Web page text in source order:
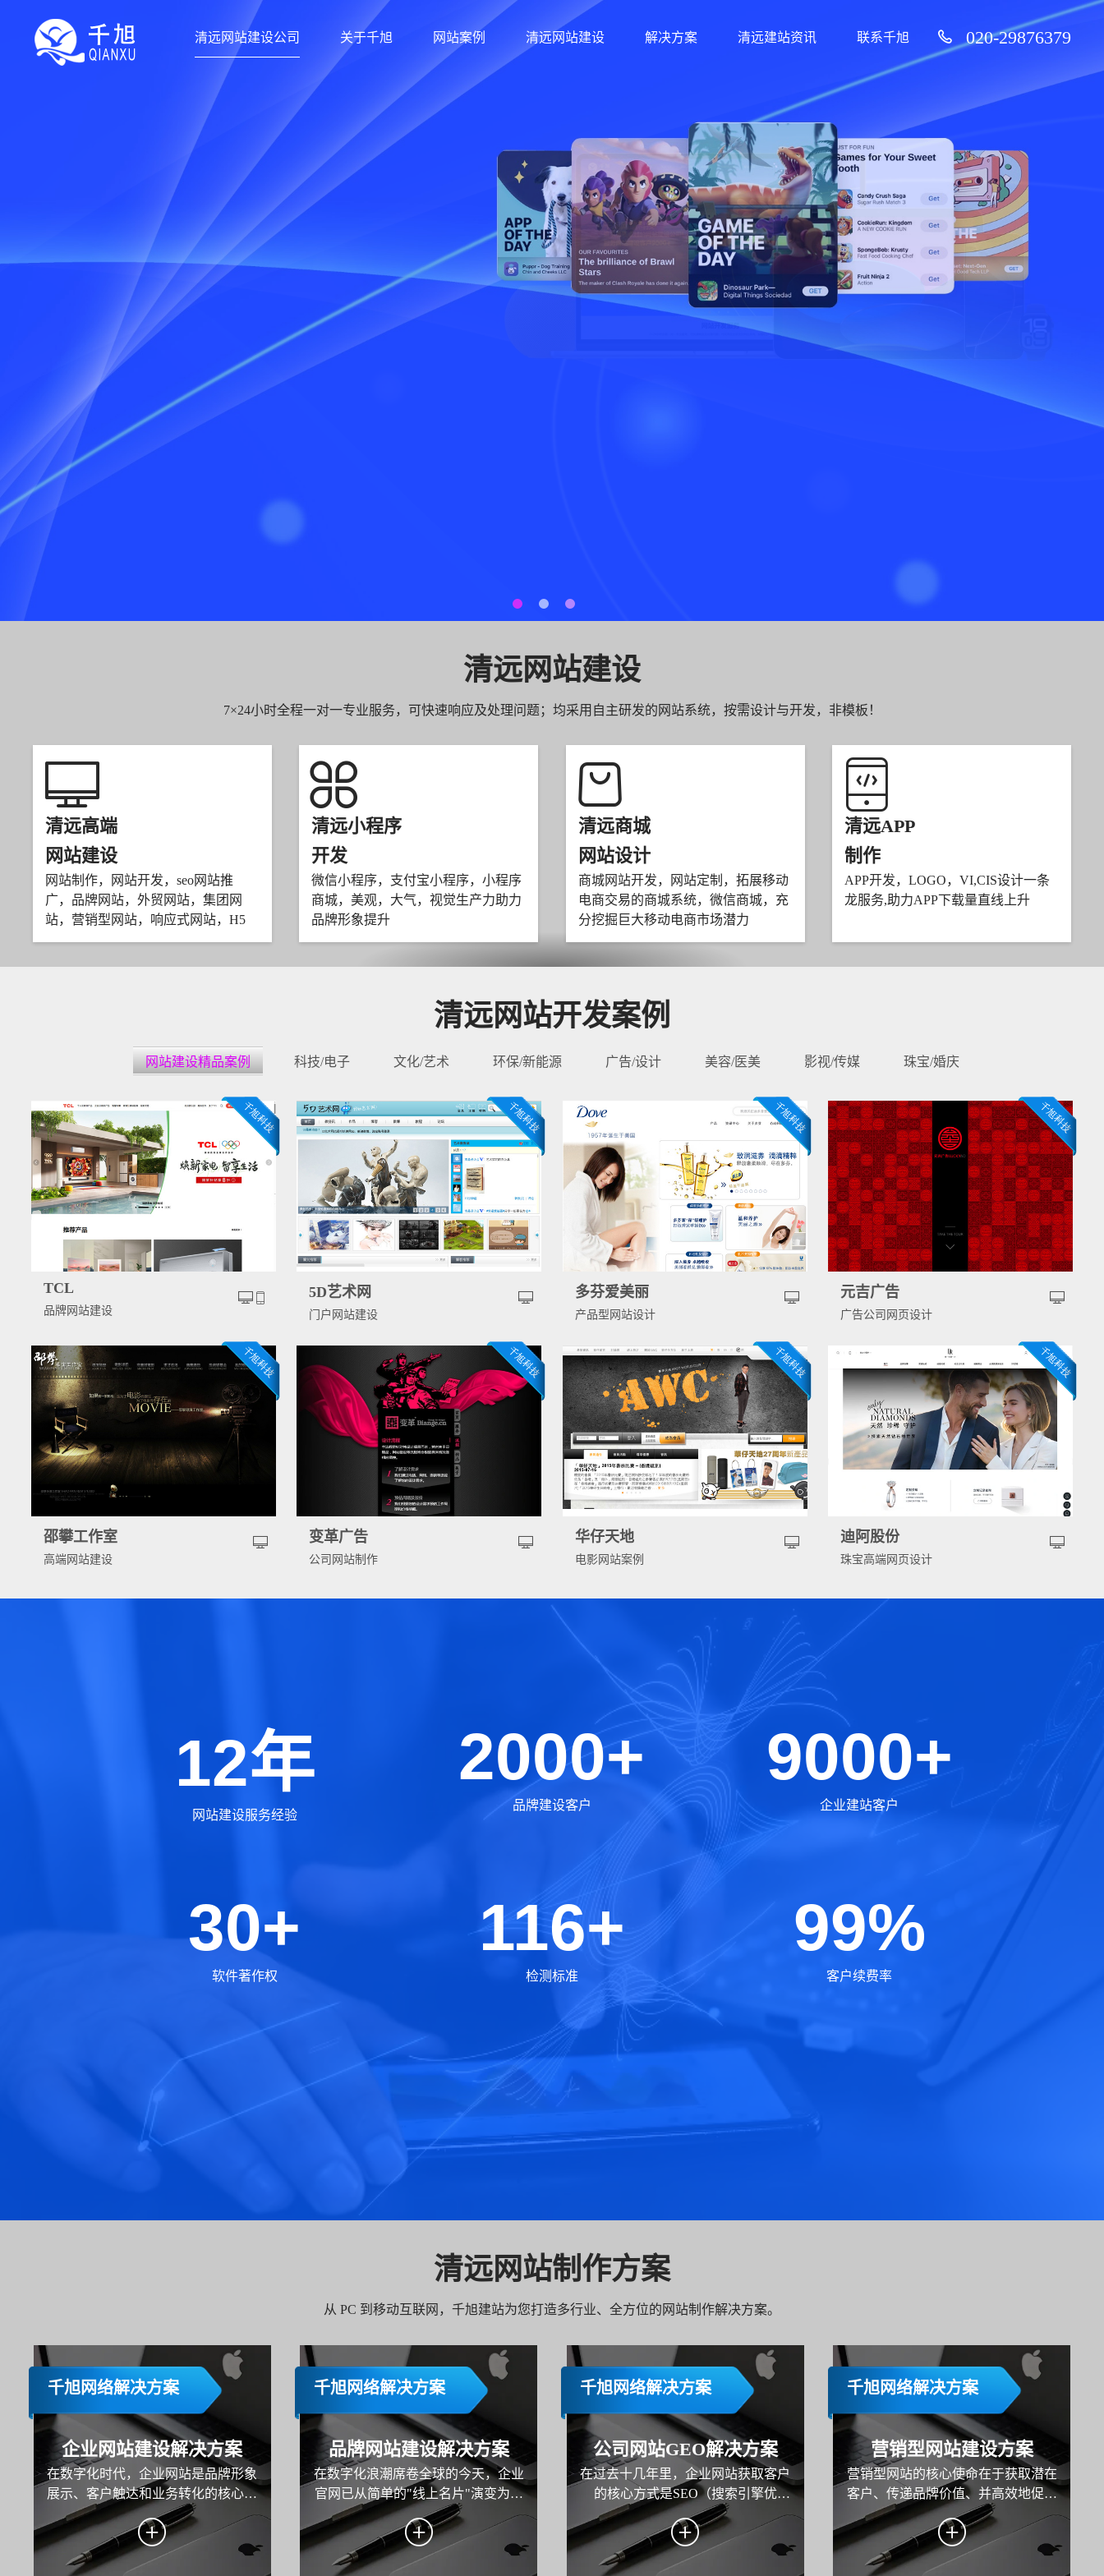
清远网站建设公司 关于千旭 网站案例 清远网站建设 解决方案 清远建站资讯 联系千旭 020-29876379
清远网站建设公司-千旭网络（12年经验/30+软件著作权/99%客户续费率）
千旭网络科技
为清远企业提供网站建设，网站制作，网站设计服务
清远网站建设
7×24小时全程一对一专业服务，可快速响应及处理问题；均采用自主研发的网站系统，按需设计与开发，非模板！
清远高端
网站建设
网站制作，网站开发，seo网站推
广，品牌网站，外贸网站，集团网
站，营销型网站，响应式网站，H5
清远小程序
开发
微信小程序，支付宝小程序，小程序
商城，美观，大气，视觉生产力助力
品牌形象提升
清远商城
网站设计
商城网站开发，网站定制，拓展移动
电商交易的商城系统，微信商城，充
分挖掘巨大移动电商市场潜力
清远APP
制作
APP开发，LOGO，VI,CIS设计一条
龙服务,助力APP下载量直线上升
清远网站开发案例
网站建设精品案例 科技/电子 文化/艺术 环保/新能源 广告/设计 美容/医美 影视/传媒 珠宝/婚庆
TCL
品牌网站建设
5D艺术网
门户网站建设
多芬爱美丽
产品型网站设计
元吉广告
广告公司网页设计
邵攀工作室
高端网站建设
变革广告
公司网站制作
华仔天地
电影网站案例
迪阿股份
珠宝高端网页设计
12年
网站建设服务经验
2000+
品牌建设客户
9000+
企业建站客户
30+
软件著作权
116+
检测标准
99%
客户续费率
清远网站制作方案
从 PC 到移动互联网，千旭建站为您打造多行业、全方位的网站制作解决方案。
千旭网络解决方案
企业网站建设解决方案
在数字化时代，企业网站是品牌形象
展示、客户触达和业务转化的核心载
体。本方案旨在为企业打造一个功能
完善、用户体验优秀且具备市场竞争
力的网站，助力企业实现品牌传播、
用户服务与业务增长的目标。
千旭网络解决方案
品牌网站建设解决方案
在数字化浪潮席卷全球的今天，企业
官网已从简单的"线上名片"演变为品
牌战略的核心枢纽、市场营销的主阵
地与用户运营的关键载体。本方案旨
在为企业规划并构建一个集品牌展
示、内容营销、线索转化与用户服务
千旭网络解决方案
公司网站GEO解决方案
在过去十几年里，企业网站获取客户
的核心方式是SEO（搜索引擎优
化）。但从2024年开始，一个更深层
的变化正在发生——用户不再只"搜
索"，而是开始"询问AI"。 从 ChatGPT
到 Google Gemini，再到各类AI搜索产
千旭网络解决方案
营销型网站建设方案
营销型网站的核心使命在于获取潜在
客户、传递品牌价值、并高效地促成
转化。本方案旨在为某企业系统性地
规划与构建一个以数据驱动、以用户
为中心、以转化为导向的高性能营销
平台。方案将深入阐述从目标设定、